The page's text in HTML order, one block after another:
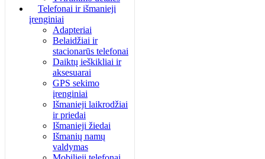
Telefonai ir išmanieji
įrenginiai
Adapteriai
Belaidžiai ir
stacionarūs telefonai
Daiktų ieškikliai ir
aksesuarai
GPS sekimo
įrenginiai
Išmanieji laikrodžiai
ir priedai
Išmanieji žiedai
Išmanių namų
valdymas